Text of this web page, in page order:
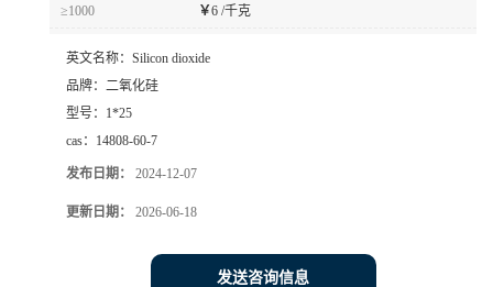
≥1000 ￥6 /千克
英文名称： Silicon dioxide
品牌： 二氧化硅
型号： 1*25
cas： 14808-60-7
发布日期： 2024-12-07
更新日期： 2026-06-18
发送咨询信息